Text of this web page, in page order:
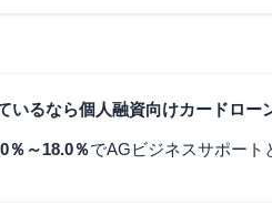
いるなら個人融資向けカードロー
％～18.0％でAGビジネスサポート